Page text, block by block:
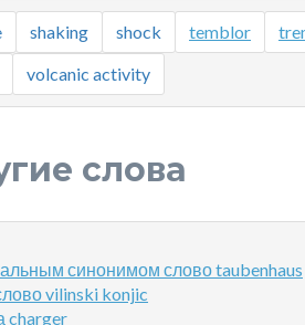
shaking shock temblor
volcanic activity
слова
синонимом слово taubenhaus
vilinski konjic
charger